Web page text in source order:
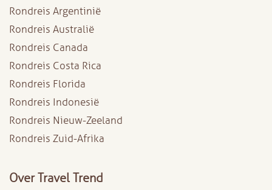
Rondreis Argentinië
Rondreis Australië
Rondreis Canada
Rondreis Costa Rica
Rondreis Florida
Rondreis Indonesië
Rondreis Nieuw-Zeeland
Rondreis Zuid-Afrika
Over Travel Trend